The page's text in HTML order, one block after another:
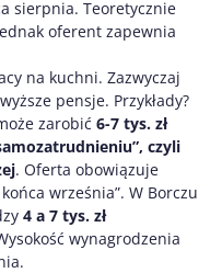
sierpnia. Teoretycznie
oferent zapewnia
na kuchni. Zazwyczaj
pensje. Przykłady?
zarobić 6-7 tys. zł
czyli
. Oferta obowiązuje
września”. W Borczu
4 a 7 tys. zł
wynagrodzenia